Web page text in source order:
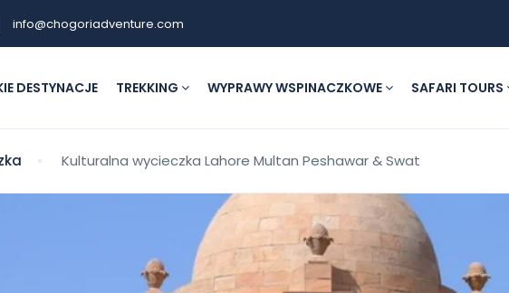
info@chogoriadventure.com
DESTYNACJE TREKKING WYPRAWY WSPINACZKOWE SAFARI TOURS
Kulturalna wycieczka Lahore Multan Peshawar & Swat